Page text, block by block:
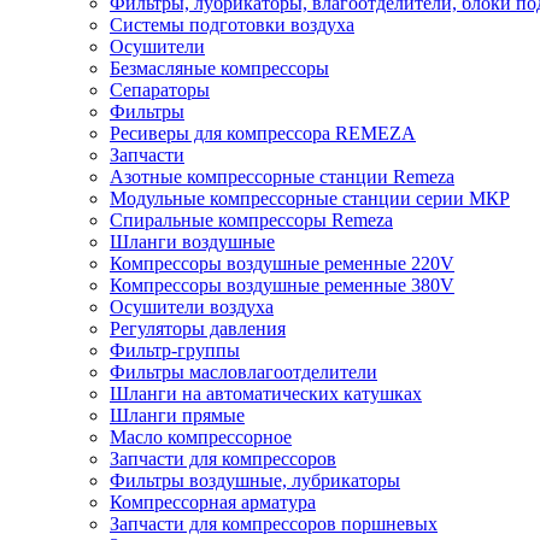
Системы подготовки воздуха
Осушители
Безмасляные компрессоры
Сепараторы
Фильтры
Ресиверы для компрессора REMEZA
Запчасти
Азотные компрессорные станции Remeza
Модульные компрессорные станции серии МКР
Спиральные компрессоры Remeza
Шланги воздушные
Компрессоры воздушные ременные 220V
Компрессоры воздушные ременные 380V
Осушители воздуха
Регуляторы давления
Фильтр-группы
Фильтры масловлагоотделители
Шланги на автоматических катушках
Шланги прямые
Масло компрессорное
Запчасти для компрессоров
Фильтры воздушные, лубрикаторы
Компрессорная арматура
Запчасти для компрессоров поршневых